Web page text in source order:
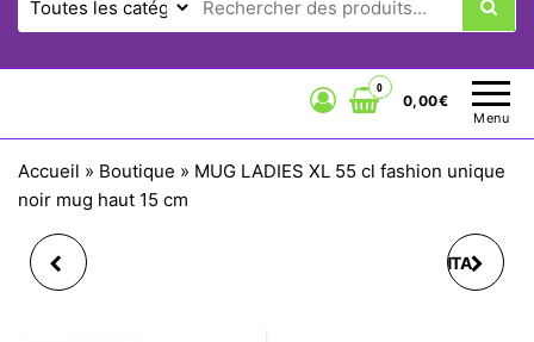
Menu
0
0,00€
Accueil » Boutique » MUG LADIES XL 55 cl fashion unique
noir mug haut 15 cm
COFFRET 4 MUG SANTA